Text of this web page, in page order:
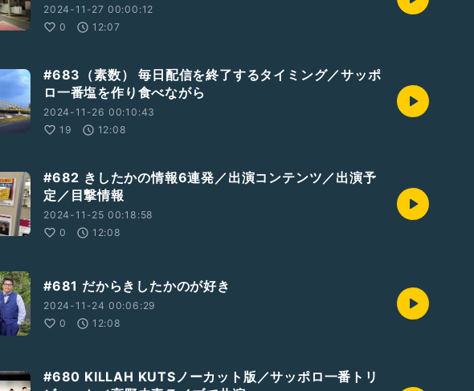
2024-11-27 00:00:12
0
12:07
#683（素数） 毎日配信を終了するタイミング／サッポ
ロ一番塩を作り食べながら
2024-11-26 00:10:43
19
12:08
#682 きしたかの情報6連発／出演コンテンツ／出演予
定／目撃情報
2024-11-25 00:18:58
0
12:08
#681 だからきしたかのが好き
2024-11-24 00:06:29
0
12:08
#680 KILLAH KUTSノーカット版／サッポロ一番トリ